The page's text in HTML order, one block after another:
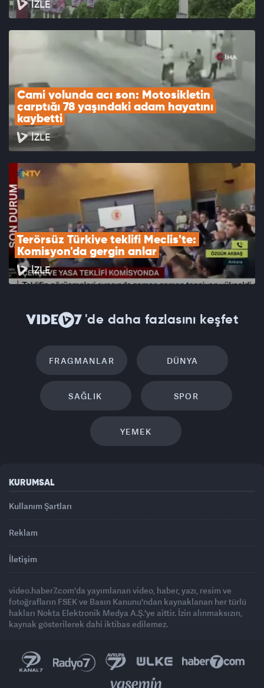
İZLE
Cami yolunda acı son: Motosikletin
çarptığı 78 yaşındaki adam hayatını
kaybetti
İZLE
Terörsüz Türkiye teklifi Meclis'te:
Komisyon'da gergin anlar
İZLE
'de daha fazlasını keşfet
FRAGMANLAR DÜNYA
SAĞLIK SPOR
YEMEK
KURUMSAL
Kullanım Şartları
Reklam
İletişim
video.haber7.com'da yayımlanan video, haber, yazı, resim ve
fotoğrafların FSEK ve Basın Kanunu'ndan kaynaklanan her türlü
hakları Nokta Elektronik Medya A.Ş.'ye aittir. İzin alınmaksızın,
kaynak gösterilerek dahi iktibas edilemez.